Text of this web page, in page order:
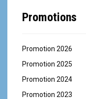
Promotions
Promotion 2026
Promotion 2025
Promotion 2024
Promotion 2023